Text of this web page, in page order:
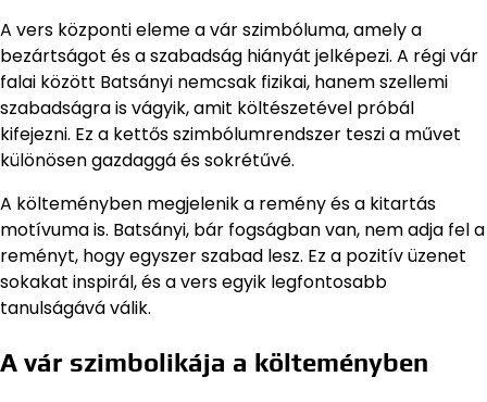
A vers központi eleme a vár szimbóluma, amely a
bezártságot és a szabadság hiányát jelképezi. A régi vár
falai között Batsányi nemcsak fizikai, hanem szellemi
szabadságra is vágyik, amit költészetével próbál
kifejezni. Ez a kettős szimbólumrendszer teszi a művet
különösen gazdaggá és sokrétűvé.
A költeményben megjelenik a remény és a kitartás
motívuma is. Batsányi, bár fogságban van, nem adja fel a
reményt, hogy egyszer szabad lesz. Ez a pozitív üzenet
sokakat inspirál, és a vers egyik legfontosabb
tanulságává válik.
A vár szimbolikája a költeményben